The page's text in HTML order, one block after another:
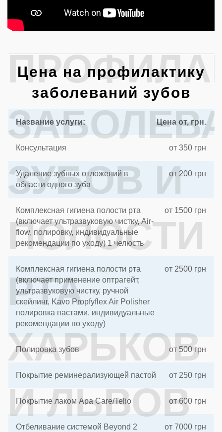
ЗУБОВ И
ПОЛОСТИ
РТА
ХАРЬКОВ
И ЛЬВОВ
Цена на профилактику
заболеваний зубов
Название услуги: Цена от, грн.
Консультация от 350 грн
Удаление зубных отложений в
области одного зуба
от 200 грн
Комплексная гигиена полости рта
(включает ультразвуковую чистку, Air-
flow, полировку, индивидуальные
рекомендации по уходу) 1 челюсть
от 1500 грн
Комплексная гигиена полости рта
(включает применение оптрагейт,
ультразвуковую чистку, ручной
скейлинг, Kavo Propfyflex Air Polisher
полировка пастами, индивидуальные
рекомендации по уходу)
от 2500 грн
Полировка зубов от 500 грн
Покрытие реминерализующей пастой от 250 грн
Покрытие лаком Ара Сare/Telio от 600 грн
Отбеливание системой Вeyond 2
от 7000 грн